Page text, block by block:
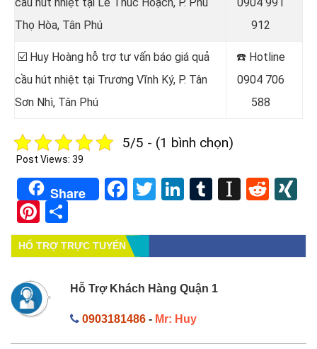
Thọ Hòa, Tân Phú
912
☑️ Huy Hoàng hỗ trợ tư vấn báo giá quả
cầu hút nhiệt tại Trương Vĩnh Ký, P. Tân
Sơn Nhì, Tân Phú
☎️ Hotline
0904 706
588
5/5 - (1 bình chọn)
Post Views: 39
Share Facebook
TwitterLinkedIn
Tumblr
Pinterest
HỔ TRỢ TRỰC TUYẾN
Hỗ Trợ Khách Hàng Quận 1
0903181486- Mr: Huy